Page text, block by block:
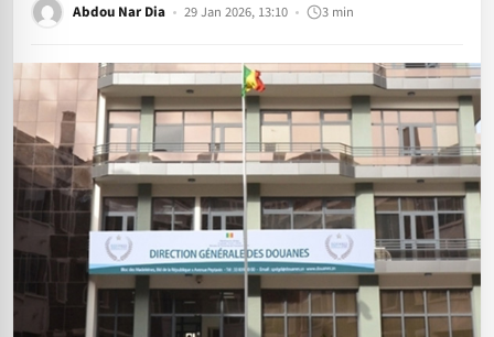
Abdou Nar Dia 29 Jan 2026, 13:10 3 min